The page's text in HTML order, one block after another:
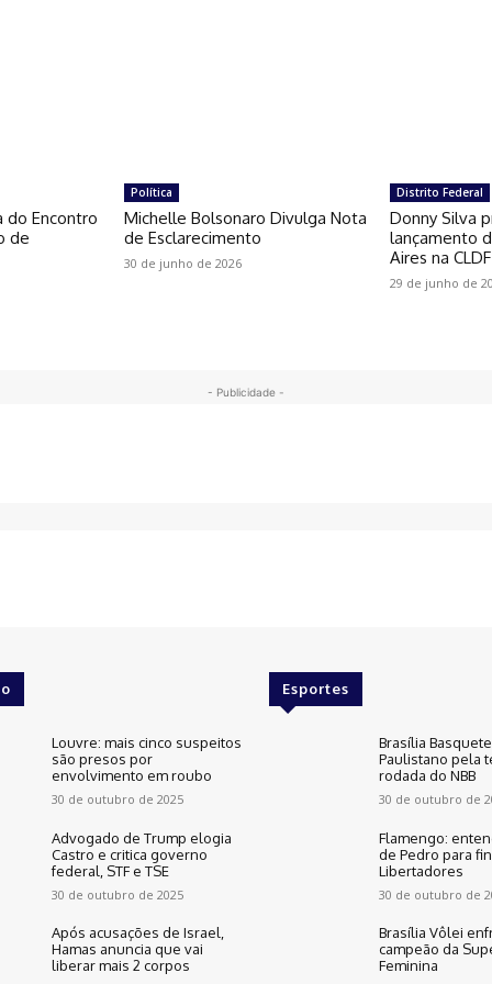
do Encontro
de
Política
Michelle Bolsonaro Divulga Nota
de Esclarecimento
30 de junho de 2026
Distrito Federal
Donny Silva
lançamento
Aires na CLDF
29 de junho de
- Publicidade -
Louvre: mais cinco suspeitos
são presos por
envolvimento em roubo
30 de outubro de 2025
Advogado de Trump elogia
Castro e critica governo
federal, STF e TSE
30 de outubro de 2025
Após acusações de Israel,
Hamas anuncia que vai
liberar mais 2 corpos
Esportes
Brasília
Paulistano pela
rodada do NBB
30 de outubro de
Flamengo:
de Pedro para
Libertadores
30 de outubro de
Brasília Vôlei
campeão da
Feminina